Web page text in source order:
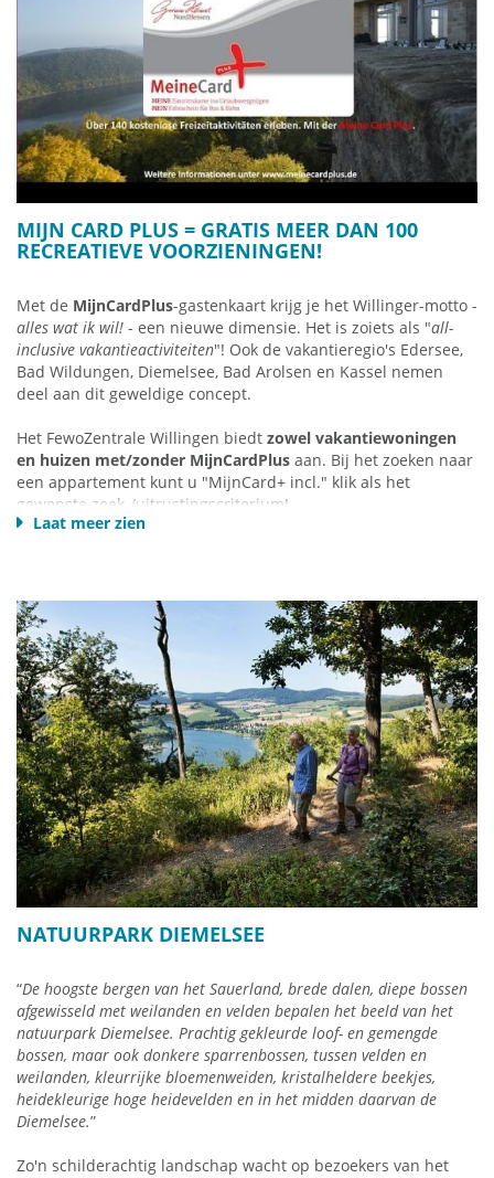
MIJN CARD PLUS = GRATIS MEER DAN 100
RECREATIEVE VOORZIENINGEN!
Met de MijnCardPlus-gastenkaart krijg je het Willinger-motto -
alles wat ik wil! - een nieuwe dimensie. Het is zoiets als "all-
inclusive vakantieactiviteiten"! Ook de vakantieregio's Edersee,
Bad Wildungen, Diemelsee, Bad Arolsen en Kassel nemen
deel aan dit geweldige concept.
Het FewoZentrale Willingen biedt zowel vakantiewoningen
en huizen met/zonder MijnCardPlus aan. Bij het zoeken naar
een appartement kunt u "MijnCard+ incl." klik als het
gewenste zoek-/uitrustingscriterium!
Het spreekt voor zich dat vakantiehuizen met MijnCardPlus
omhoog/omlaag gaat, moedigt de kaart ook activiteiten aan
die u anders niet zou zijn tegengekomen. Probeer het uit!
MijnCardPlus - dat "all-inclusive" vakantiegevoel!
De MijnCardPlus is uw toegangsticket voor meer dan 100
geweldige vrijetijdsvoorzieningen in Noord-Hessen en uw
kaartje voor alle bussen en treinen in het lokale
vervoersnetwerk van de Noord-Hessische
Transportvereniging (NVV). De meeste aantrekkelijke familie-
en recreatievoorzieningen in Willingen en de Ederseeregio
zijn gratis, inclusief de Ettelsberg-kabelbaan, Waldecker-
bergbaan, nationaal parkcentrum, avonturengolf,
bezoekersmijnen, buitenzwembaden en alle
avonturenzwembaden in Noord-Hessen, dierentuinen,
klimparken, kastelen, musea & rondleidingen,
Kijk uit voor vakantie-eigendommen waaronder
MijnCardPlus!U zult versteld staan ​​van de variatie die
MijnCardPlus u elke dag biedt.
meer informatie over MijnCardPlus klik HIER
Laat meer zien
NATUURPARK DIEMELSEE
“De hoogste bergen van het Sauerland, brede dalen, diepe bossen
afgewisseld met weilanden en velden bepalen het beeld van het
natuurpark Diemelsee. Prachtig gekleurde loof- en gemengde
bossen, maar ook donkere sparrenbossen, tussen velden en
weilanden, kleurrijke bloemenweiden, kristalheldere beekjes,
heidekleurige hoge heidevelden en in het midden daarvan de
Diemelsee.”
Zo'n schilderachtig landschap wacht op bezoekers van het